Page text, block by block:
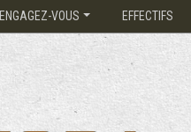
ENGAGEZ-VOUS EFFECTIFS